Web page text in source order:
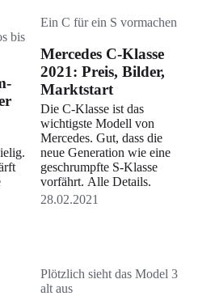
bis
Ein C für ein S vormachen
Mercedes C-Klasse
2021: Preis, Bilder,
Marktstart
Die C-Klasse ist das
wichtigste Modell von
Mercedes. Gut, dass die
neue Generation wie eine
geschrumpfte S-Klasse
vorfährt. Alle Details.
28.02.2021
Plötzlich sieht das Model 3
alt aus